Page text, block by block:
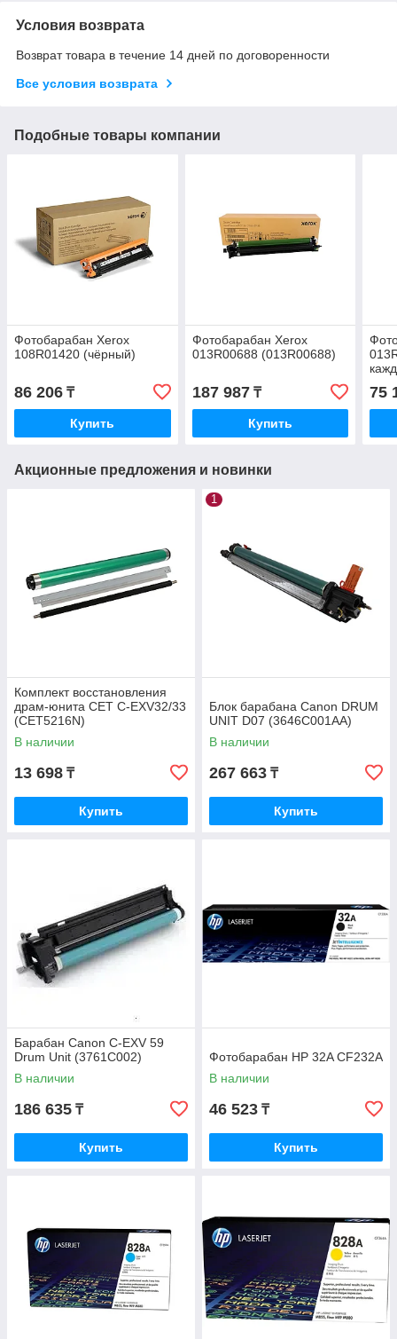
Условия возврата
Возврат товара в течение 14 дней по договоренности
Все условия возврата
Подобные товары компании
Фотобарабан Xerox
108R01420 (чёрный)
86 206 ₸
Купить
Фотобарабан Xerox
013R00688 (013R00688)
187 987₸
Купить
75
Акционные предложения и новинки
Комплект восстановления
драм-юнита CET C-EXV32/33
(CET5216N)
В наличии
13 698 ₸
Купить
1
Блок барабана Canon DRUM
UNIT D07 (3646C001AA)
В наличии
267 663 ₸
Купить
Барабан Canon C-EXV 59
Drum Unit (3761C002)
В наличии
186 635 ₸
Купить
Фотобарабан HP 32A CF232A
В наличии
46 523 ₸
Купить